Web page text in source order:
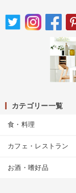
カテゴリー一覧
食・料理
カフェ・レストラン
お酒・嗜好品